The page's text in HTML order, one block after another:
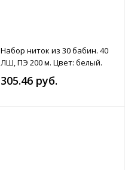
Набор ниток из 30 бабин. 40
ЛШ, ПЭ 200 м. Цвет: белый.
305.46 руб.